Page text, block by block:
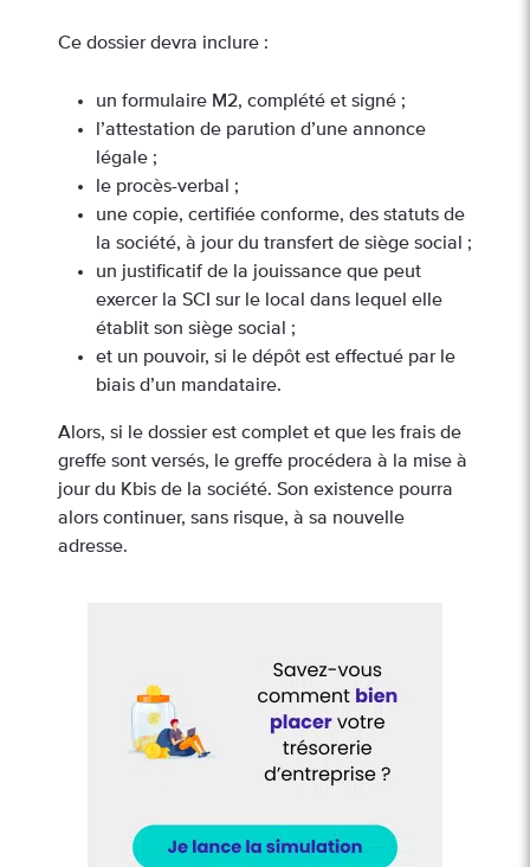
Ce dossier devra inclure :
un formulaire M2, complété et signé ;
l’attestation de parution d’une annonce
légale ;
le procès-verbal ;
une copie, certifiée conforme, des statuts de
la société, à jour du transfert de siège social ;
un justificatif de la jouissance que peut
exercer la SCI sur le local dans lequel elle
établit son siège social ;
et un pouvoir, si le dépôt est effectué par le
biais d’un mandataire.
Alors, si le dossier est complet et que les frais de
greffe sont versés, le greffe procédera à la mise à
jour du Kbis de la société. Son existence pourra
alors continuer, sans risque, à sa nouvelle
adresse.